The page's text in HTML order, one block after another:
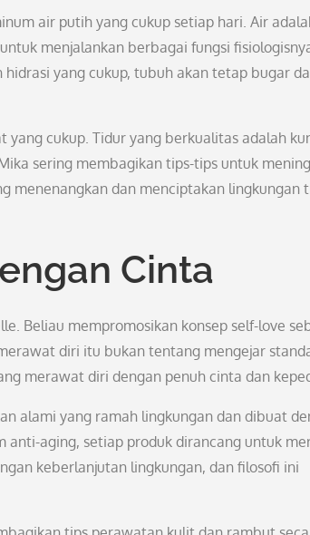
air putih yang cukup setiap hari. Air
menjalankan berbagai fungsi
yang cukup, tubuh akan tetap bugar
cukup. Tidur yang berkualitas adalah
sering membagikan tips-tips untuk
menenangkan dan menciptakan lingkungan
Cinta
Beliau mempromosikan konsep self-love
diri itu bukan tentang mengejar
merawat diri dengan penuh cinta dan
alami yang ramah lingkungan dan dibuat
anti-aging, setiap produk dirancang untuk
keberlanjutan lingkungan, dan filosofi ini